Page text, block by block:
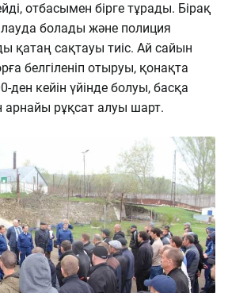
отбасымен бірге тұрады. Бірақ
болады және полиция
қатаң сақтауы тиіс. Ай сайын
белгіленіп отыруы, қонақта
ден кейін үйінде болуы, басқа
рұқсат алуы шарт.